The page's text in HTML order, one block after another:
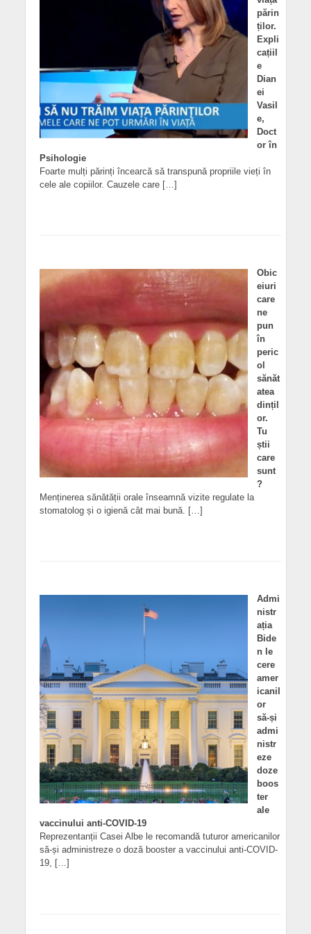
părin
ților.
Expli
cațiil
e
Dian
ei
Vasil
e,
Doct
or în
Psihologie
Foarte mulți părinți încearcă să transpună propriile vieți în
cele ale copiilor. Cauzele care […]
Obic
eiuri
care
ne
pun
în
peric
ol
sănăt
atea
dințil
or.
Tu
știi
care
sunt
?
Menținerea sănătății orale înseamnă vizite regulate la
stomatolog și o igienă cât mai bună. […]
Admi
nistr
ația
Bide
n le
cere
amer
icanil
or
să-și
admi
nistr
eze
doze
boos
ter
ale
vaccinului anti-COVID-19
Reprezentanții Casei Albe le recomandă tuturor americanilor
să-și administreze o doză booster a vaccinului anti-COVID-
19, […]